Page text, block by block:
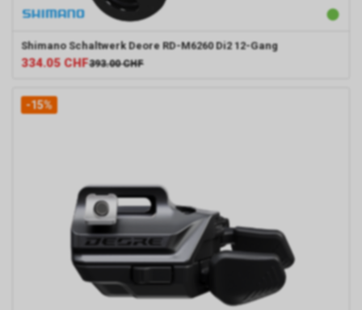
Shimano Schaltwerk Deore RD-M6260 Di2 12-Gang
334.05 CHF393.00 CHF
-15%